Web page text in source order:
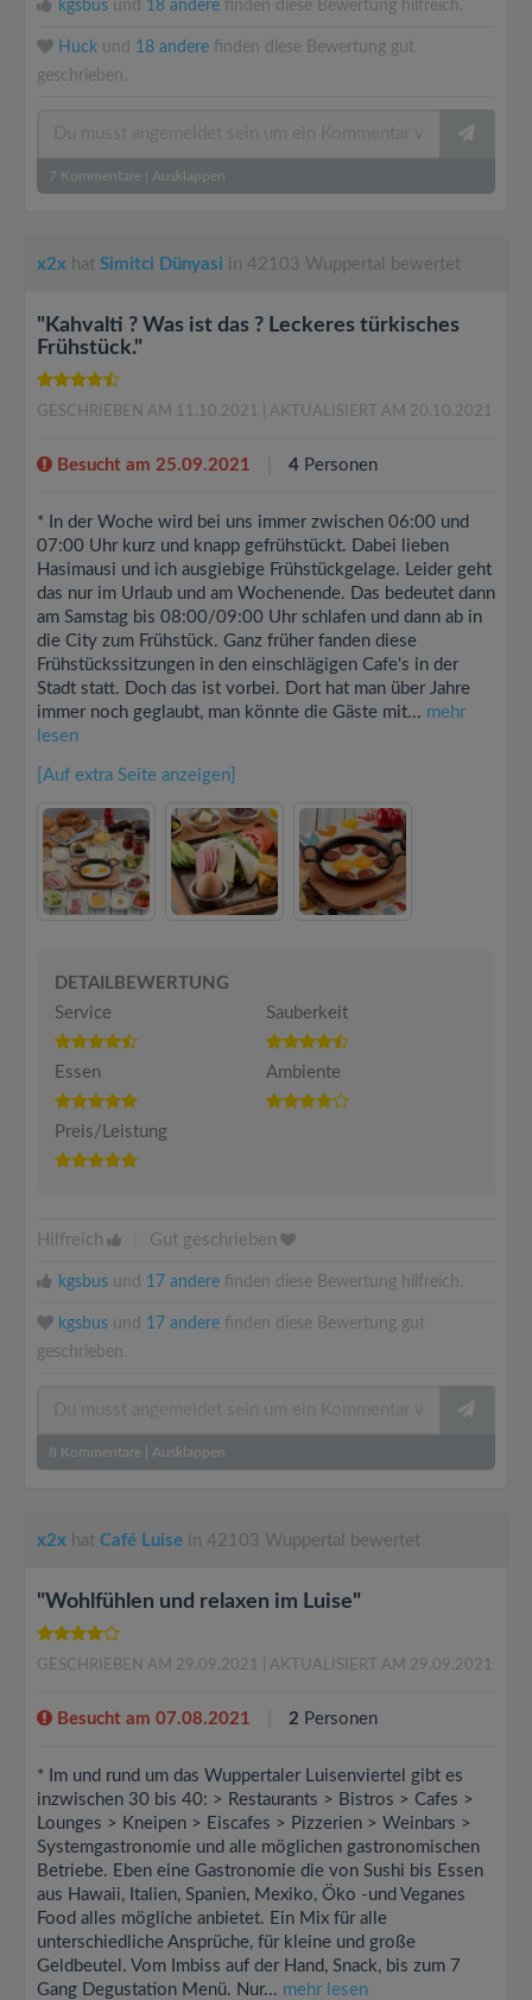
kgsbus und 18 andere finden diese Bewertung hilfreich.
Huck und 18 andere finden diese Bewertung gut
geschrieben.
7 Kommentare Ausklappen
x2x hat Simitci Dünyasi in 42103 Wuppertal bewertet
"Kahvalti ? Was ist das ? Leckeres türkisches
Frühstück."
GESCHRIEBEN AM 11.10.2021 | AKTUALISIERT AM 20.10.2021
Besucht am 25.09.2021 4 Personen
* In der Woche wird bei uns immer zwischen 06:00 und
07:00 Uhr kurz und knapp gefrühstückt. Dabei lieben
Hasimausi und ich ausgiebige Frühstückgelage. Leider geht
das nur im Urlaub und am Wochenende. Das bedeutet dann
am Samstag bis 08:00/09:00 Uhr schlafen und dann ab in
die City zum Frühstück. Ganz früher fanden diese
Frühstückssitzungen in den einschlägigen Cafe's in der
Stadt statt. Doch das ist vorbei. Dort hat man über Jahre
immer noch geglaubt, man könnte die Gäste mit... mehr
lesen
[Auf extra Seite anzeigen]
DETAILBEWERTUNG
Service
Sauberkeit
Essen Ambiente
Preis/Leistung
Hilfreich Gut geschrieben
kgsbus und 17 andere finden diese Bewertung hilfreich.
kgsbus und 17 andere finden diese Bewertung gut
geschrieben.
8 Kommentare Ausklappen
x2x hat Café Luise in 42103 Wuppertal bewertet
"Wohlfühlen und relaxen im Luise"
GESCHRIEBEN AM 29.09.2021 | AKTUALISIERT AM 29.09.2021
Besucht am 07.08.2021 2 Personen
* Im und rund um das Wuppertaler Luisenviertel gibt es
inzwischen 30 bis 40: > Restaurants > Bistros > Cafes >
Lounges > Kneipen > Eiscafes > Pizzerien > Weinbars >
Systemgastronomie und alle möglichen gastronomischen
Betriebe. Eben eine Gastronomie die von Sushi bis Essen
aus Hawaii, Italien, Spanien, Mexiko, Öko -und Veganes
Food alles mögliche anbietet. Ein Mix für alle
unterschiedliche Ansprüche, für kleine und große
Geldbeutel. Vom Imbiss auf der Hand, Snack, bis zum 7
Gang Degustation Menü. Nur... mehr lesen